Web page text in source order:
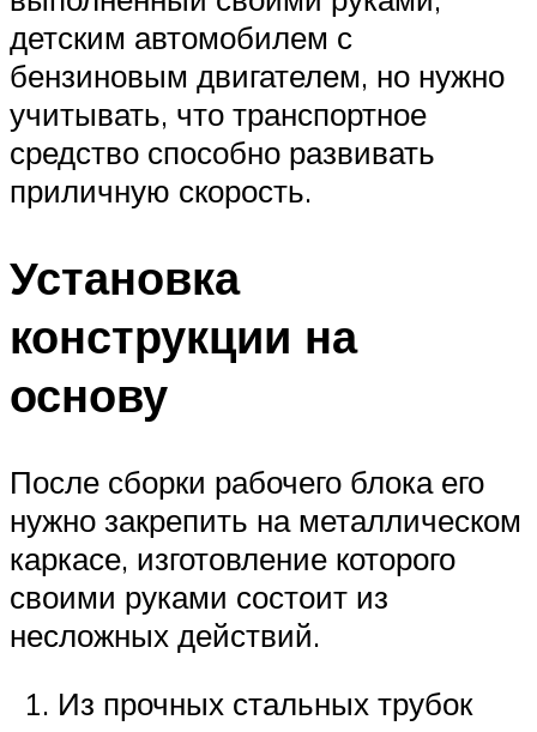
детским автомобилем с
бензиновым двигателем, но нужно
учитывать, что транспортное
средство способно развивать
приличную скорость.
Установка
конструкции на
основу
После сборки рабочего блока его
нужно закрепить на металлическом
каркасе, изготовление которого
своими руками состоит из
несложных действий.
Из прочных стальных трубок